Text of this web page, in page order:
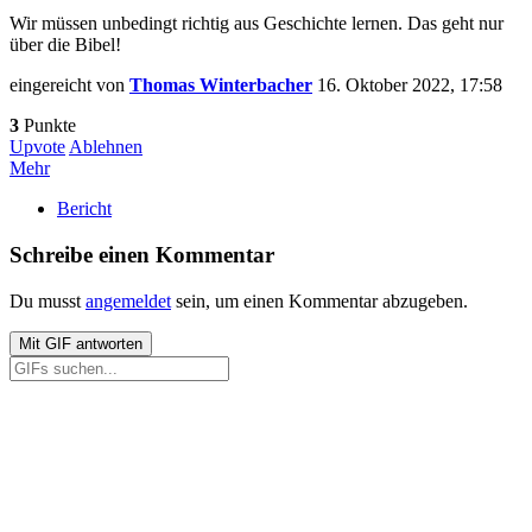
Wir müssen unbedingt richtig aus Geschichte lernen. Das geht nur
über die Bibel!
eingereicht von Thomas Winterbacher 16. Oktober 2022, 17:58
3 Punkte
Upvote Ablehnen
Mehr
Bericht
Schreibe einen Kommentar
Du musst angemeldet sein, um einen Kommentar abzugeben.
Mit GIF antworten